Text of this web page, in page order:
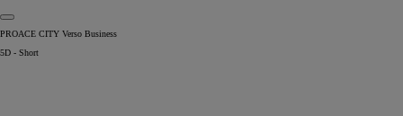
PROACE CITY Verso Business
5D - Short